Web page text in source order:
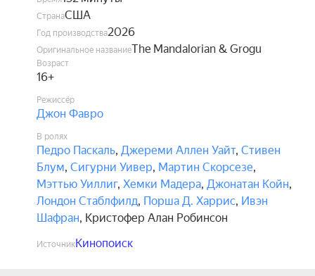
СтранаСША
Год производства2026
Оригинальное названиеThe Mandalorian & Grogu
Возраст
16+
Режиссёр
Джон Фавро
В ролях
Педро Паскаль, Джереми Аллен Уайт, Стивен
Блум, Сигурни Уивер, Мартин Скорсезе,
Мэттью Уиллиг, Хемки Мадера, Джонатан Койн,
Лондон Стаблфилд, Порша Д. Харрис, Ивэн
Шафран, Кристофер Алан Робинсон
ИсточникКинопоиск